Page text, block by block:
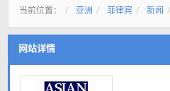
当前位置： 亚洲 菲律宾 新闻
网站详情